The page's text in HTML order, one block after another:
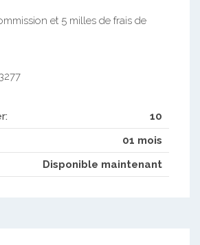
et 5 milles de frais de
10
01 mois
Disponible maintenant